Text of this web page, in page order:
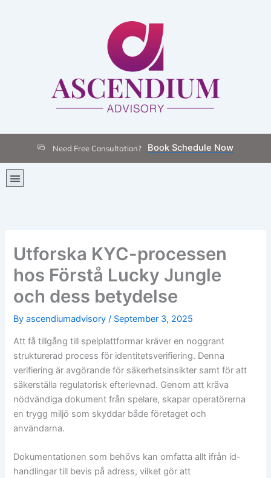
Need Free Consultation? Book Schedule Now
Menu
Utforska KYC-processen
hos Förstå Lucky Jungle
och dess betydelse
Byascendiumadvisory / September 3, 2025
Att få tillgång till spelplattformar kräver en noggrant
strukturerad process för identitetsverifiering. Denna
verifiering är avgörande för säkerhetsinsikter samt för att
säkerställa regulatorisk efterlevnad. Genom att kräva
nödvändiga dokument från spelare, skapar operatörerna
en trygg miljö som skyddar både företaget och
användarna.
Dokumentationen som behövs kan omfatta allt ifrån id-
handlingar till bevis på adress, vilket gör att